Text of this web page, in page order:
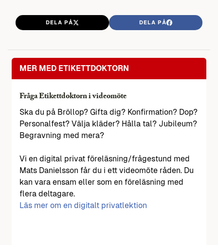
DELA PÅ DELA PÅ
MER MED ETIKETTDOKTORN
Fråga Etikettdoktorn i videomöte
Ska du på Bröllop? Gifta dig? Konfirmation? Dop?
Personalfest? Välja kläder? Hålla tal? Jubileum?
Begravning med mera?
Vi en digital privat föreläsning/frågestund med
Mats Danielsson får du i ett videomöte råden. Du
kan vara ensam eller som en föreläsning med
flera deltagare.
Läs mer om en digitalt privatlektion